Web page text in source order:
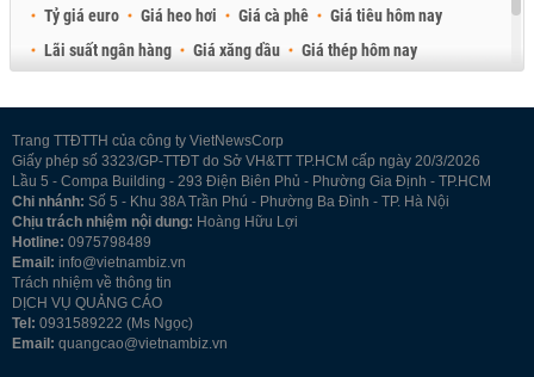
Tỷ giá euro
Giá heo hơi Giá cà phê
Giá tiêu hôm nay
Lãi suất ngân hàng
Giá xăng dầu
Giá thép hôm nay
Trang TTĐTTH của công ty VietNewsCorp
Giấy phép số 3323/GP-TTĐT do Sở VH&TT TP.HCM cấp ngày 20/3/2026
Lầu 5 - Compa Building - 293 Điện Biên Phủ - Phường Gia Định - TP.HCM
Chi nhánh: Số 5 - Khu 38A Trần Phú - Phường Ba Đình - TP. Hà Nội
Chịu trách nhiệm nội dung: Hoàng Hữu Lợi
Hotline: 0975798489
Email: info@vietnambiz.vn
Trách nhiệm về thông tin
DỊCH VỤ QUẢNG CÁO
Tel: 0931589222 (Ms Ngọc)
Email: quangcao@vietnambiz.vn